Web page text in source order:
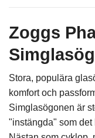
Zoggs
Stora, populära
komfort och
Simglasögonen är
"instängda" som